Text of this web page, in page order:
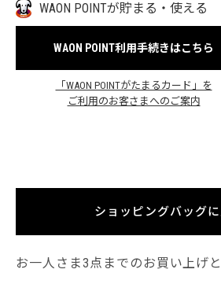
WAON POINTが貯まる・使える
WAON POINT利用手続きはこちら
「WAON POINTがたまるカード」を
ご利用のお客さまへのご案内
ショッピングバッグ
お一人さま3点までのお買い上げ